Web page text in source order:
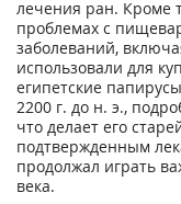
лечения ран. Кроме
проблемах с
заболеваний,
использовали для
египетские
2200 г. до н. э.,
что делает его
подтвержденным
продолжал играть
века.